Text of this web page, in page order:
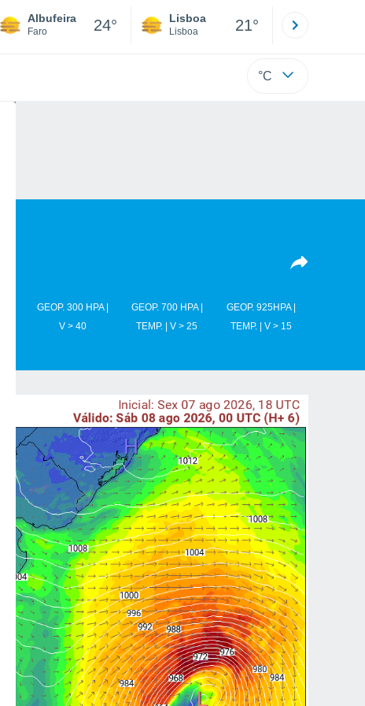
Albufeira
Faro 24° Lisboa
Lisboa 21°
°C
GEOP. 300 HPA |
V > 40
GEOP. 700 HPA |
TEMP. | V > 25
GEOP. 925HPA |
TEMP. | V > 15